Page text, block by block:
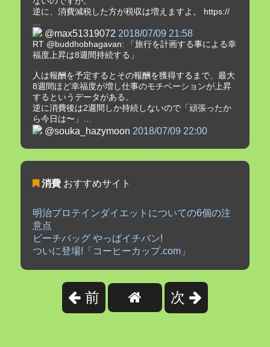
逆に、消費減税した方が税収は増えますよ。 https://
@max51319072 2018/07/09 21:58
RT @buddhobhagavan: 「旅行を計画する事による幸
福度上昇は8週間持続する」
人は報酬を予定するとその報酬を獲得するまで、最大
8週間ほど幸福度が増し仕事のモチベーションが上昇
するというデータがある。
逆に消費後は2週間しか持続しないので「頑張ったか
ら今日は〜」…
@souka_hazymoon 2018/07/09 22:00
消費おすすめサイト
明治プロテインダイエットについての6個の注
意点
ビーチバッグ やっぱイチバン!
ついに登場!「コーヒーカップ.com」
前 次